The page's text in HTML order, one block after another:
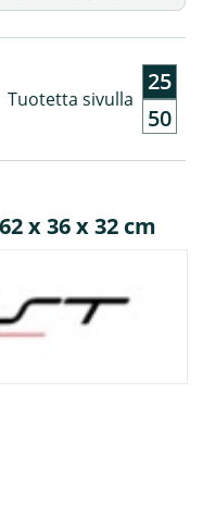
Tuotetta sivulla
25
50
x 36 x 32 cm